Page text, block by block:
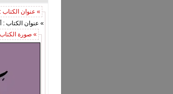
» عنوان الكتاب :
» عنوان الكتاب :
» صورة